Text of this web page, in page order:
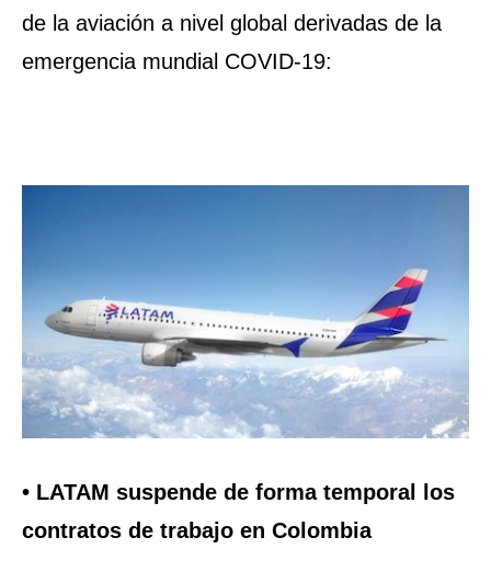
de la aviación a nivel global derivadas de la
emergencia mundial COVID-19:
• LATAM suspende de forma temporal los
contratos de trabajo en Colombia